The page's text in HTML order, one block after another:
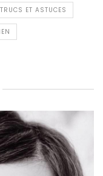
TRUCS ET ASTUCES